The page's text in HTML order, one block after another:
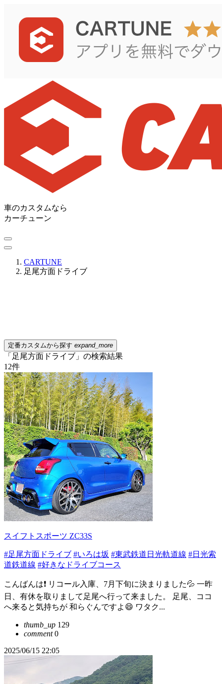
車のカスタムなら
カーチューン
CARTUNE
足尾方面ドライブ
定番カスタムから探す expand_more
「足尾方面ドライブ」の検索結果
12件
スイフトスポーツ ZC33S
#足尾方面ドライブ #いろは坂 #東武鉄道日光軌道線 #日光索
道鉄道線 #好きなドライブコース
こんばんは❗ リコール入庫、7月下旬に決まりました💦 一昨
日、有休を取りまして足尾へ行って来ました。 足尾、ココ
へ来ると気持ちが 和らぐんですよ😄 ワタク...
thumb_up 129
comment0
2025/06/15 22:05